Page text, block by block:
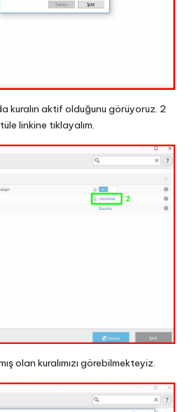
kuralın aktif olduğunu görüyoruz. 2
linkine tıklayalım.
olan kuralımızı görebilmekteyiz.